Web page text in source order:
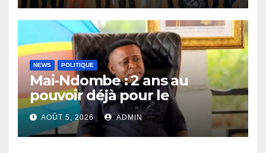
Inongo
NEWS POLITIQUE
Mai-Ndombe : 2 ans au
pouvoir déjà pour le
Gouverneur Nkoso Kevani
AOÛT 5, 2026 ADMIN